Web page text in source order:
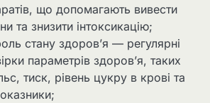
що допомагають вивести
та знизити інтоксикацію;
стану здоров’я — регулярні
параметрів здоров’я, таких
тиск, рівень цукру в крові та